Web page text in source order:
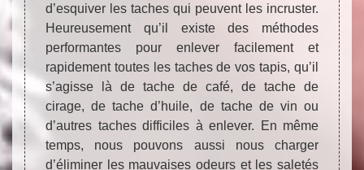
d’esquiver les taches qui peuvent les incruster.
Heureusement qu’il existe des méthodes
performantes pour enlever facilement et
rapidement toutes les taches de vos tapis, qu’il
s’agisse là de tache de café, de tache de
cirage, de tache d’huile, de tache de vin ou
d’autres taches difficiles à enlever. En même
temps, nous pouvons aussi nous charger
d’éliminer les mauvaises odeurs et les saletés